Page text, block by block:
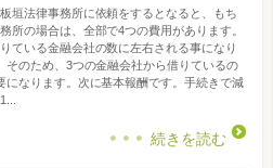
垣法律事務所に依頼をするとなると、もち
所の場合は、全部で4つの費用があります。
ている金融会社の数に左右される事になり
そのため、3つの金融会社から借りているの
なります。次に基本報酬です。手続きで減
続きを読む